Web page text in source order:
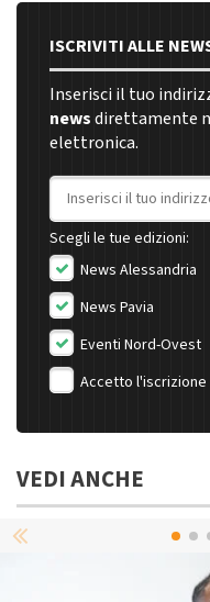
ISCRIVITI ALLE
Inserisci il tuo
newsdirettamente
elettronica.
Indirizzo email
Scegli le tue edizioni:
News Alessandria
News Pavia
Eventi Nord-Ovest
Accetto l'iscrizione
VEDI ANCHE